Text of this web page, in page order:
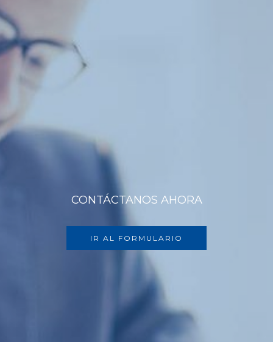
CONTÁCTANOS AHORA
IR AL FORMULARIO